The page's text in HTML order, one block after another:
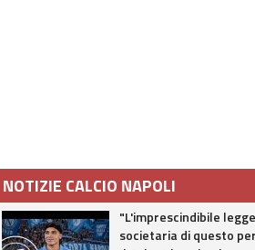
NOTIZIE CALCIO NAPOLI
"L'imprescindibile legge
societaria di questo